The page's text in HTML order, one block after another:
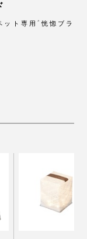
ワンニャンとの
す。
ペットの地肌
人間用の竹ピ
すく、ブラシに
。使い勝手は申
ながら、一緒に
っとり”した表情
えて、半目で白
ず、吹き出して
ト専用“恍惚ブラ